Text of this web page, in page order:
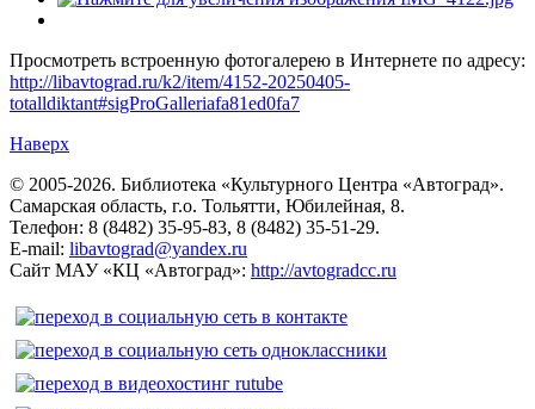
Просмотреть встроенную фотогалерею в Интернете по адресу:
http://libavtograd.ru/k2/item/4152-20250405-
totalldiktant#sigProGalleriafa81ed0fa7
Наверх
© 2005-2026. Библиотека «Культурного Центра «Автоград».
Самарская область, г.о. Тольятти, Юбилейная, 8.
Телефон: 8 (8482) 35-95-83, 8 (8482) 35-51-29.
E-mail: libavtograd@yandex.ru
Сайт МАУ «КЦ «Автоград»: http://avtogradcc.ru